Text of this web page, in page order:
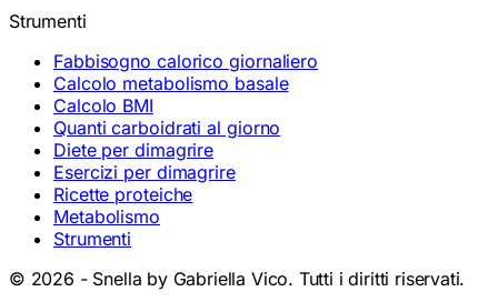
Strumenti
Fabbisogno calorico giornaliero
Calcolo metabolismo basale
Calcolo BMI
Quanti carboidrati al giorno
Diete per dimagrire
Esercizi per dimagrire
Ricette proteiche
Metabolismo
Strumenti
© 2026 - Snella by Gabriella Vico. Tutti i diritti riservati.